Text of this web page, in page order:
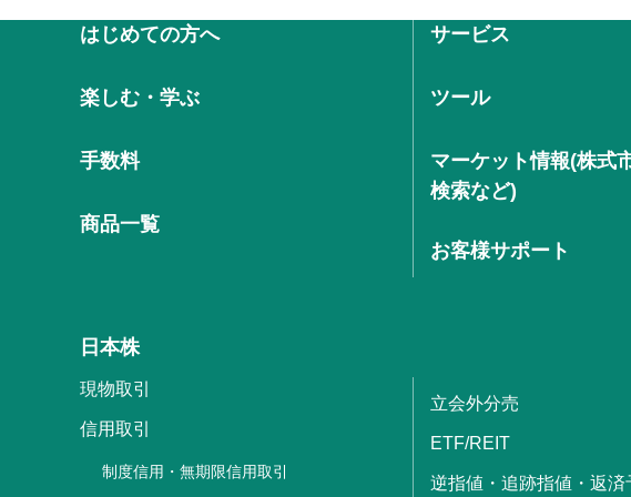
はじめての方へ
楽しむ・学ぶ
手数料
商品一覧
サービス
ツール
マーケット情報(株式
検索など)
お客様サポート
日本株
現物取引
信用取引
制度信用・無期限信用取引
立会外分売
ETF/REIT
逆指値・追跡指値・返済